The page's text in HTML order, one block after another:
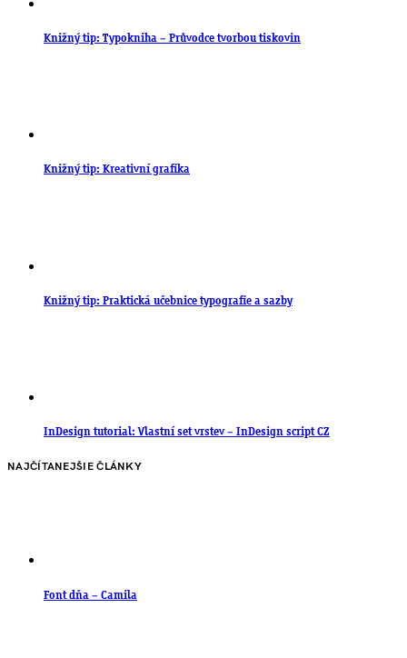
Knižný tip: Typokniha – Průvodce tvorbou tiskovin
Knižný tip: Kreativní grafika
Knižný tip: Praktická učebnice typografie a sazby
InDesign tutorial: Vlastní set vrstev – InDesign script CZ
NAJČÍTANEJŠIE ČLÁNKY
Font dňa – Camila